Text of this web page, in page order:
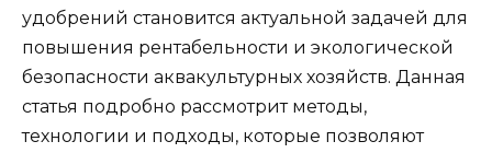
удобрений становится актуальной задачей для
повышения рентабельности и экологической
безопасности аквакультурных хозяйств. Данная
статья подробно рассмотрит методы,
технологии и подходы, которые позволяют